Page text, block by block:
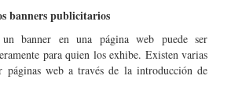
banners publicitarios
banner en una página web puede ser
para quien los exhibe. Existen varias
páginas web a través de la introducción de